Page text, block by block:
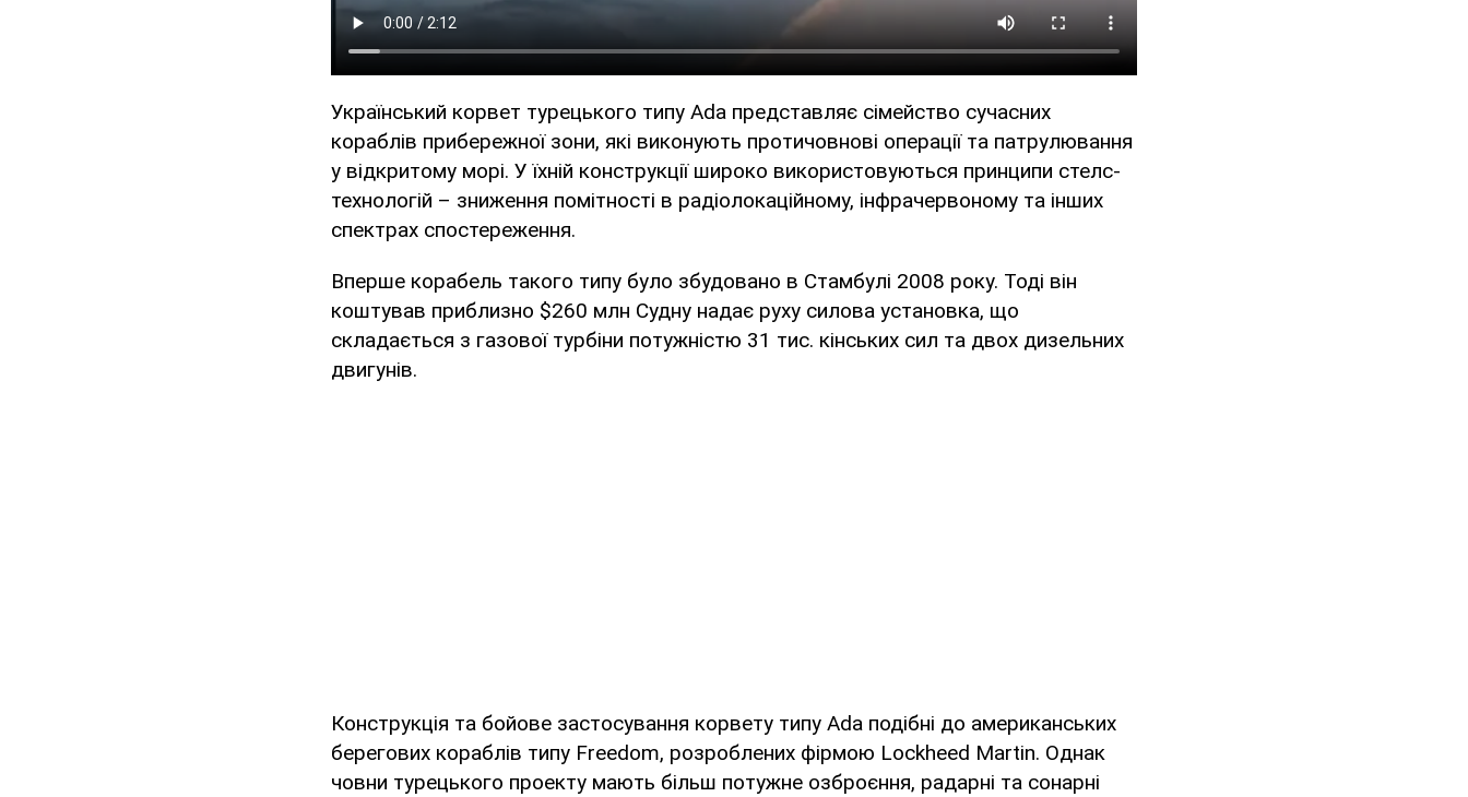
Український корвет турецького типу Ada представляє сімейство сучасних
кораблів прибережної зони, які виконують протичовнові операції та патрулювання
у відкритому морі. У їхній конструкції широко використовуються принципи стелс-
технологій – зниження помітності в радіолокаційному, інфрачервоному та інших
спектрах спостереження.
Вперше корабель такого типу було збудовано в Стамбулі 2008 року. Тоді він
коштував приблизно $260 млн Судну надає руху силова установка, що
складається з газової турбіни потужністю 31 тис. кінських сил та двох дизельних
двигунів.
Конструкція та бойове застосування корвету типу Ada подібні до американських
берегових кораблів типу Freedom, розроблених фірмою Lockheed Martin. Однак
човни турецького проекту мають більш потужне озброєння, радарні та сонарні